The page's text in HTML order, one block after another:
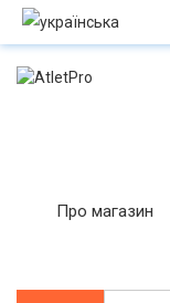
Про магазин